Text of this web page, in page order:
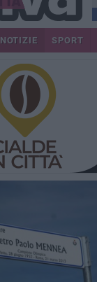
NOTIZIE SPORT